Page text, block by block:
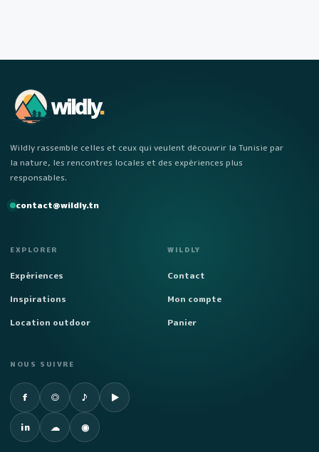
wildly.
Wildly rassemble celles et ceux qui veulent découvrir la Tunisie par
la nature, les rencontres locales et des expériences plus
responsables.
contact@wildly.tn
EXPLORER
Expériences
Inspirations
Location outdoor
WILDLY
Contact
Mon compte
Panier
NOUS SUIVRE
f
Facebook
◎
Instagram♪
TikTok ▶
YouTube
in
LinkedIn ☁
SoundCloud
◉
Spotify